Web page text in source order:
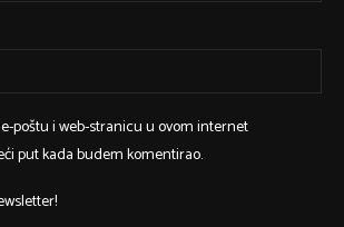
poštu i web-stranicu u ovom internet
put kada budem komentirao.